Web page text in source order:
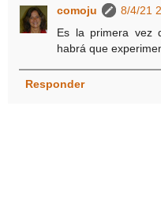
comoju
8/4/21
Es la primera vez
habrá que
Responder